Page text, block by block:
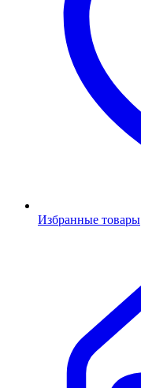
Избранные товары